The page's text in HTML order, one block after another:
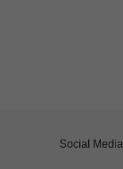
Social Media